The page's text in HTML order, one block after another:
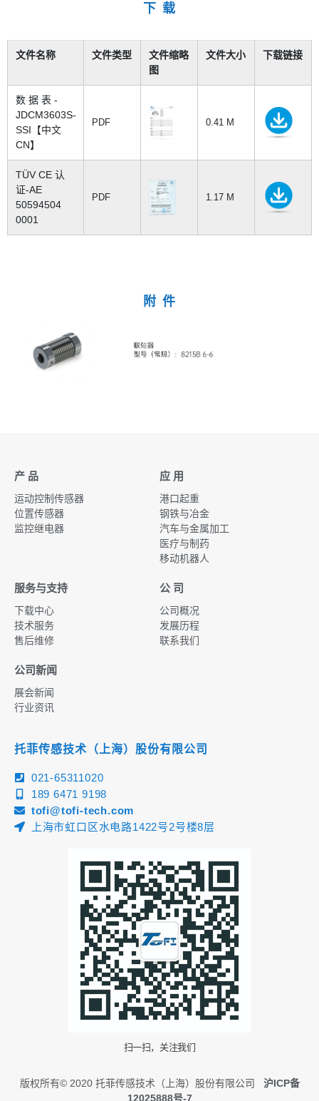
下 载
文件名称 文件类型
文件缩略
图
文件大小 下载链接
数 据 表 -
JDCM3603S-
SSI【中文
CN】
PDF 0.41 M
TÜV CE 认
证-AE
50594504
0001
PDF 1.17 M
附 件
产 品
运动控制传感器
位置传感器
监控继电器
应 用
港口起重
钢铁与冶金
汽车与金属加工
医疗与制药
移动机器人
服务与支持
下载中心
技术服务
售后维修
公 司
公司概况
发展历程
联系我们
公司新闻
展会新闻
行业资讯
托菲传感技术（上海）股份有限公司
021-65311020
189 6471 9198
tofi@tofi-tech.com
上海市虹口区水电路1422号2号楼8层
扫一扫，关注我们
版权所有© 2020 托菲传感技术（上海）股份有限公司
沪ICP备
12025888号-7